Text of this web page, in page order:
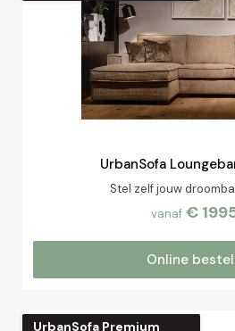
UrbanSofa
Stel zelf jouw
vanaf €
Online
UrbanSofa Premium